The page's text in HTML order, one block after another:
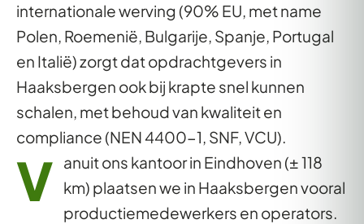
internationale werving (90% EU, met name
Polen, Roemenië, Bulgarije, Spanje, Portugal
en Italië) zorgt dat opdrachtgevers in
Haaksbergen ook bij krapte snel kunnen
schalen, met behoud van kwaliteit en
compliance (NEN 4400-1, SNF, VCU).
V anuit ons kantoor in Eindhoven (± 118
km) plaatsen we in Haaksbergen vooral
productiemedewerkers en operators.